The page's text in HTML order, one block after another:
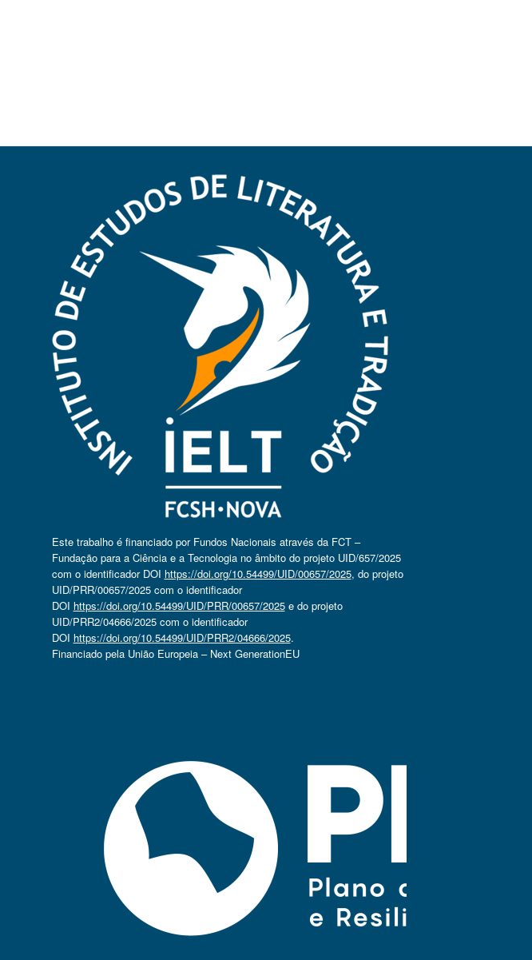
Este trabalho é financiado por Fundos Nacionais através da FCT –
Fundação para a Ciência e a Tecnologia no âmbito do projeto UID/657/2025
com o identificador DOI https://doi.org/10.54499/UID/00657/2025, do projeto
UID/PRR/00657/2025 com o identificador
DOI https://doi.org/10.54499/UID/PRR/00657/2025e do projeto
UID/PRR2/04666/2025 com o identificador
DOI https://doi.org/10.54499/UID/PRR2/04666/2025.
Financiado pela União Europeia – Next GenerationEU